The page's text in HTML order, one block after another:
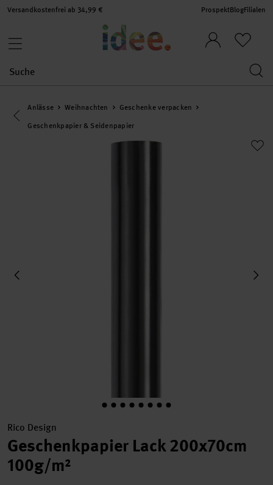
Versandkostenfrei ab 34,99 € ProspektBlogFilialen
Eine Kategorie zurück navigieren
Anlässe Weihnachten
Geschenke verpacken
Geschenkpapier & Seidenpapier
Rico Design
Geschenkpapier Lack 200x70cm
100g/m²